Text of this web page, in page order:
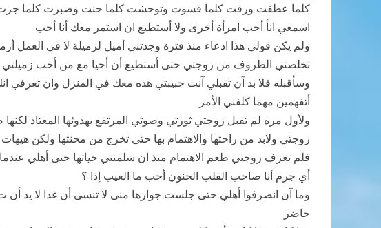
كلما عطفت ورقت كلما قسوت وتوحشت كلما حنت وصبرت كلما جرت
اسمعي انأ أحب امرأة أخرى ولا أستطيع ان استمر معك أنا أحب
ولم يكن قولي هذا ادعاء منذ فترة وجدتني أميل لزميلة لا في العمل
تخلصني الظروف من زوجتي حتى أستطيع أن أحيا مع من أحب زميلتي
وسأقبله فلا بد آن تقبلي آنت حبيبتي هذه معك في المنزل وان تعرفي
أتفهمين مهما كلفني الأمر
ولأول مره لم تقبل زوجتي ثورتي وصوتي المرتفع بهدوئها
زوجتي ولابد من راحتها والاهتمام بها حتى تخرج من محنتها ولكن هيهات
فلم تعرف زوجتي طعم الاهتمام منذ ان سلمتني حياتها حتى أهلي عندما
أي جرم أنا صاحب القلب الحنون أحب ما العيب إذا ؟
وما آن انصرفوا أهلي حتى جلست جوارها منى لا تنسى أن غدا لا يد
حاضر